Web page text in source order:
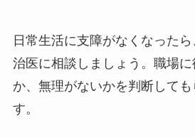
日常生活に支障がなくなった
治医に相談しましょう。職場
か、無理がないかを判断して
す。